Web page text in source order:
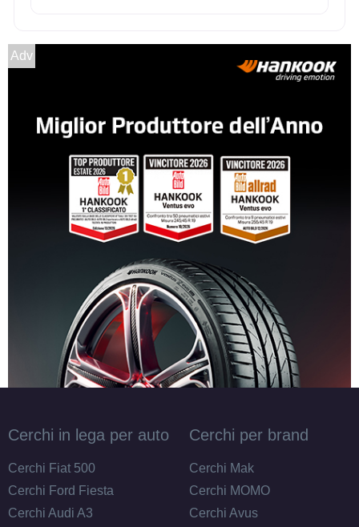
Adv
Cerchi in lega per auto
Cerchi Fiat 500
Cerchi Ford Fiesta
Cerchi Audi A3
Cerchi per brand
Cerchi Mak
Cerchi MOMO
Cerchi Avus